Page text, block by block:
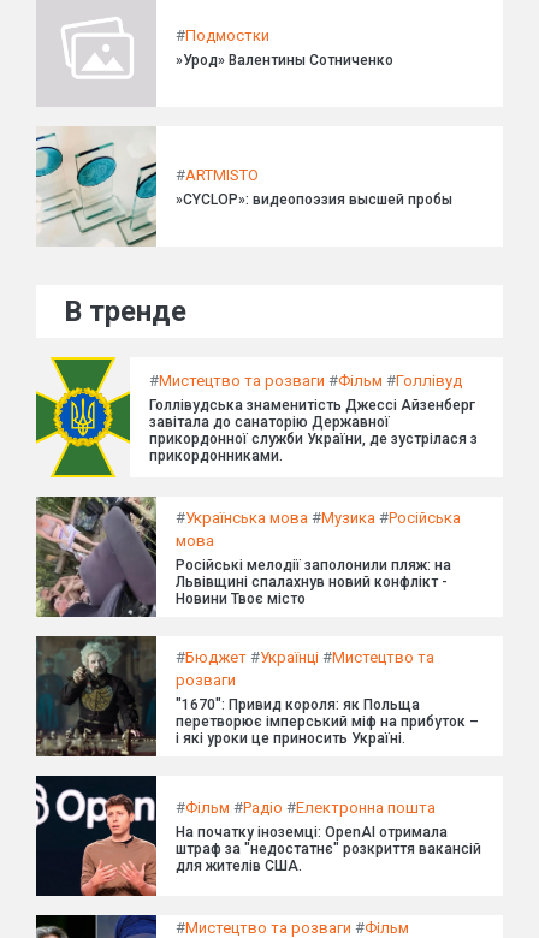
#Подмостки
»Урод» Валентины Сотниченко
#ARTMISTO
»CYCLOP»: видеопоэзия высшей пробы
В тренде
#Мистецтво та розваги #Фільм #Голлівуд
Голлівудська знаменитість Джессі Айзенберг
завітала до санаторію Державної
прикордонної служби України, де зустрілася з
прикордонниками.
#Українська мова #Музика #Російська
мова
Російські мелодії заполонили пляж: на
Львівщині спалахнув новий конфлікт -
Новини Твоє місто
#Бюджет #Українці #Мистецтво та
розваги
"1670": Привид короля: як Польща
перетворює імперський міф на прибуток –
і які уроки це приносить Україні.
#Фільм #Радіо #Електронна пошта
На початку іноземці: OpenAI отримала
штраф за "недостатнє" розкриття вакансій
для жителів США.
#Мистецтво та розваги #Фільм